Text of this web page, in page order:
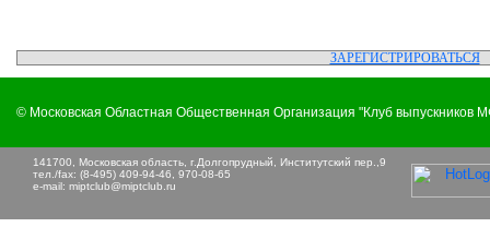
ЗАРЕГИСТРИРОВАТЬСЯ
© Московская Областная Общественная Организация "Клуб выпускников
141700, Московская область, г.Долгопрудный, Институтский пер.,9
тел./fax: (8-495) 409-94-46, 970-08-65
e-mail: miptclub@miptclub.ru